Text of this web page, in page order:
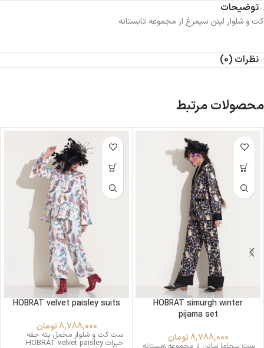
توضیحات
کت و شلوار لینن سیمرغ از مجموعه تابستانه
نظرات (0)
محصولات مرتبط
HOBRAT simurgh winter
pijama set
8,788,000تومان
ست پیجاما ساتن از مجموعه زمستانه
HOBRAT velvet paisley suits
8,788,000تومان
ست کت و شلوار مخمل بته جقه
حبرات HOBRAT velvet paisley